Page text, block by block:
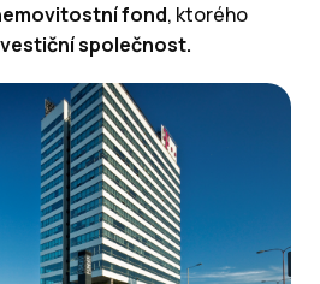
fond, ktorého
společnost.